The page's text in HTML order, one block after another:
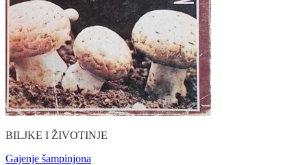
BILJKE I ŽIVOTINJE
Gajenje šampinjona